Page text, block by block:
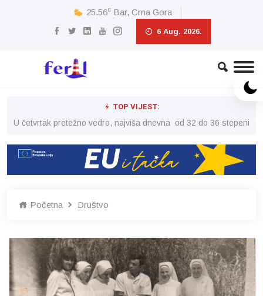
25.56c Bar, Crna Gora
6 Aug. 2026.
TOP VIJEST:
U četvrtak pretežno vedro, najviša dnevna od 32 do 36 stepeni
Početna Društvo